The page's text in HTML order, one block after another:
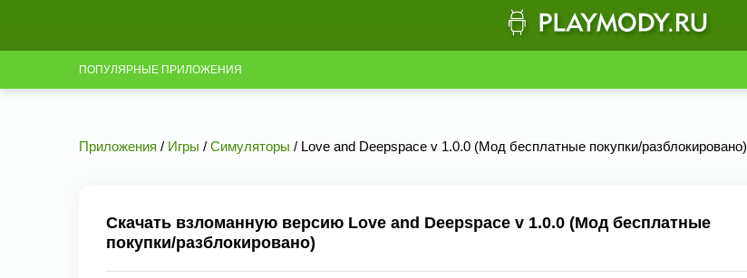
ПОПУЛЯРНЫЕ ПРИЛОЖЕНИЯ
Приложения / Игры / Симуляторы / Love and Deepspace v 1.0.0 (Мод бесплатные покупки/разблокировано)
Скачать взломанную версию Love and Deepspace v 1.0.0 (Мод бесплатные
покупки/разблокировано)